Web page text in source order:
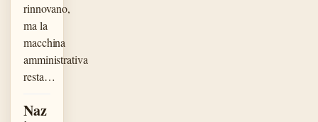
rinnovano,
ma la
macchina
amministrativa
resta…
Naz